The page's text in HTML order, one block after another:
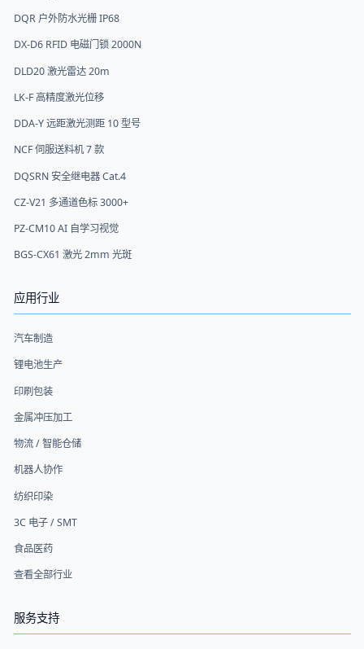
DQR 户外防水光栅 IP68
DX-D6 RFID 电磁门锁 2000N
DLD20 激光雷达 20m
LK-F 高精度激光位移
DDA-Y 远距激光测距 10 型号
NCF 伺服送料机 7 款
DQSRN 安全继电器 Cat.4
CZ-V21 多通道色标 3000+
PZ-CM10 AI 自学习视觉
BGS-CX61 激光 2mm 光斑
应用行业
汽车制造
锂电池生产
印刷包装
金属冲压加工
物流 / 智能仓储
机器人协作
纺织印染
3C 电子 / SMT
食品医药
查看全部行业
服务支持